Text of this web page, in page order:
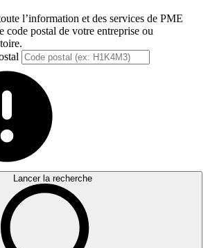
l’information et des services de PME
postal de votre entreprise ou
Lancer la recherche